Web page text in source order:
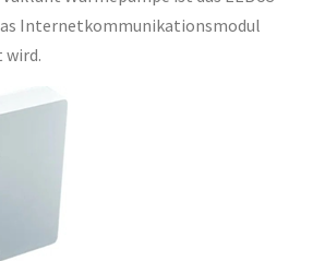
Internetkommunikationsmodul
wird.